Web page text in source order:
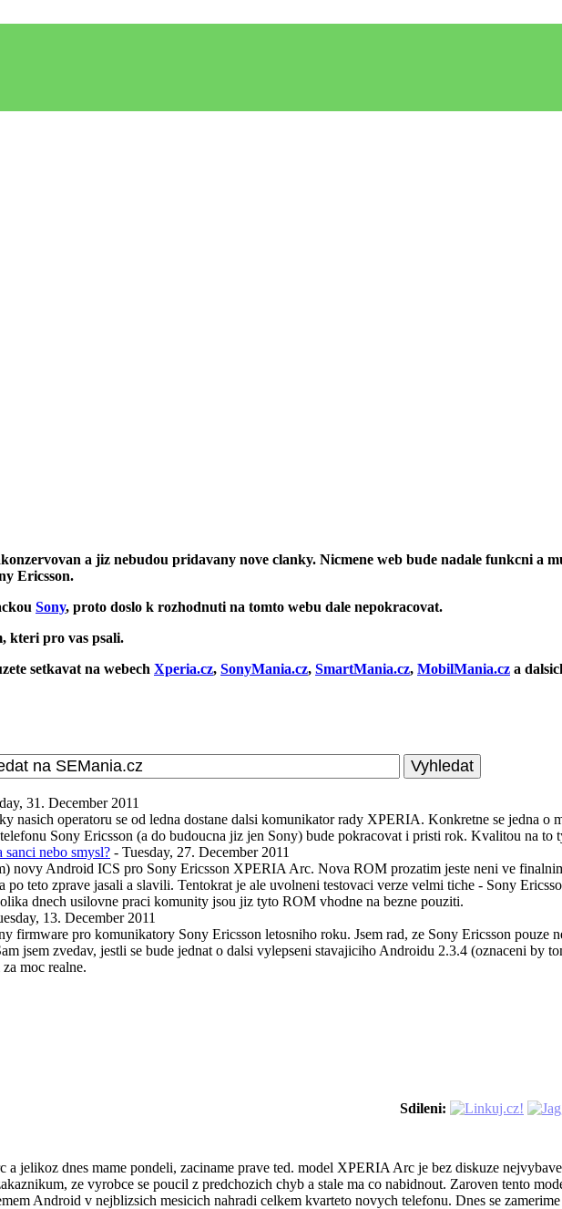
a jiz nebudou pridavany nove clanky. Nicmene web bude nadale funkcni a
Ericsson.
Sony, proto doslo k rozhodnuti na tomto webu dale nepokracovat.
kteri pro vas psali.
setkavat na webech Xperia.cz, SonyMania.cz, SmartMania.cz, MobilMania.cz a
31. December 2011
nasich operatoru se od ledna dostane dalsi komunikator rady XPERIA. Konkretne se jedna
Sony Ericsson (a do budoucna jiz jen Sony) bude pokracovat i pristi rok. Kvalitou na to
nebo smysl? - Tuesday, 27. December 2011
novy Android ICS pro Sony Ericsson XPERIA Arc. Nova ROM prozatim jeste neni ve
teto zprave jasali a slavili. Tentokrat je ale uvolneni testovaci verze velmi tiche - Sony
dnech usilovne praci komunity jsou jiz tyto ROM vhodne na bezne pouziti.
13. December 2011
firmware pro komunikatory Sony Ericsson letosniho roku. Jsem rad, ze Sony Ericsson pouze
jsem zvedav, jestli se bude jednat o dalsi vylepseni stavajiciho Androidu 2.3.4 (oznaceni by
moc realne.
Sdileni:
jelikoz dnes mame pondeli, zaciname prave ted. model XPERIA Arc je bez diskuze
ze vyrobce se poucil z predchozich chyb a stale ma co nabidnout. Zaroven tento
Android v nejblizsich mesicich nahradi celkem kvarteto novych telefonu. Dnes se